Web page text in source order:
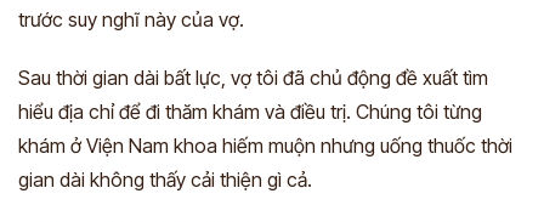
trước suy nghĩ này của vợ.
Sau thời gian dài bất lực, vợ tôi đã chủ động đề xuất tìm
hiểu địa chỉ để đi thăm khám và điều trị. Chúng tôi từng
khám ở Viện Nam khoa hiếm muộn nhưng uống thuốc thời
gian dài không thấy cải thiện gì cả.